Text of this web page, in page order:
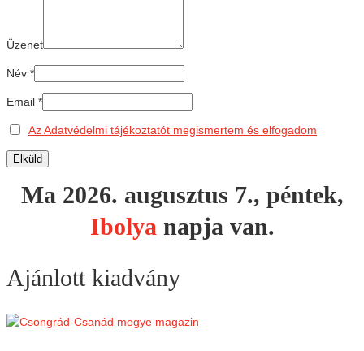
Üzenet
Név *
Email *
Az Adatvédelmi tájékoztatót megismertem és elfogadom
Ma 2026. augusztus 7., péntek,
Ibolya napja van.
Ajánlott kiadvány